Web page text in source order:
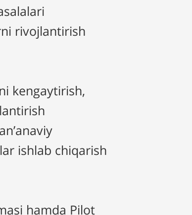
rivojlantirish
kengaytirish,
ishlab chiqarish
hamda Pilot